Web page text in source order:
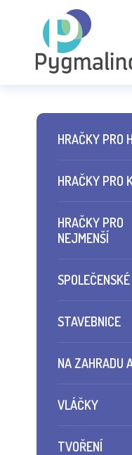
HRAČKY PRO
HRAČKY PRO
HRAČKY PRO
NEJMENŠÍ
STAVEBNICE
NA ZAHRADU
VLÁČKY
TVOŘENÍ